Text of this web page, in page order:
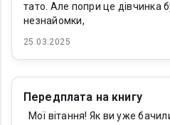
тато. Але попри це дівчинка
незнайомки,
25.03.2025
Передплата на книгу